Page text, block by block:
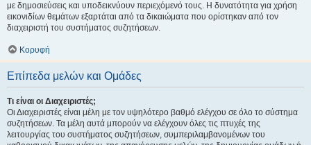
με δημοσιεύσεις και υποδεικνύουν περιεχόμενό τους. Η δυνατότητα για χρήση
εικονιδίων θεμάτων εξαρτάται από τα δικαιώματα που ορίστηκαν από τον
διαχειριστή του συστήματος συζητήσεων.
Κορυφή
Επίπεδα μελών και Ομάδες
Τι είναι οι Διαχειριστές;
Οι Διαχειριστές είναι μέλη με τον υψηλότερο βαθμό ελέγχου σε όλο το σύστημα
συζητήσεων. Τα μέλη αυτά μπορούν να ελέγχουν όλες τις πτυχές της
λειτουργίας του συστήματος συζητήσεων, συμπεριλαμβανομένων του